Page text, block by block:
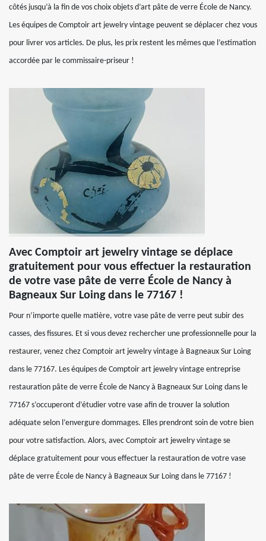
côtés jusqu’à la fin de vos choix objets d’art pâte de verre École de Nancy.
Les équipes de Comptoir art jewelry vintage peuvent se déplacer chez vous
pour livrer vos articles. De plus, les prix restent les mêmes que l’estimation
accordée par le commissaire-priseur !
Avec Comptoir art jewelry vintage se déplace
gratuitement pour vous effectuer la restauration
de votre vase pâte de verre École de Nancy à
Bagneaux Sur Loing dans le 77167 !
Pour n’importe quelle matière, votre vase pâte de verre peut subir des
casses, des fissures. Et si vous devez rechercher une professionnelle pour la
restaurer, venez chez Comptoir art jewelry vintage à Bagneaux Sur Loing
dans le 77167. Les équipes de Comptoir art jewelry vintage entreprise
restauration pâte de verre École de Nancy à Bagneaux Sur Loing dans le
77167 s’occuperont d’étudier votre vase afin de trouver la solution
adéquate selon l’envergure dommages. Elles prendront soin de votre bien
pour votre satisfaction. Alors, avec Comptoir art jewelry vintage se
déplace gratuitement pour vous effectuer la restauration de votre vase
pâte de verre École de Nancy à Bagneaux Sur Loing dans le 77167 !